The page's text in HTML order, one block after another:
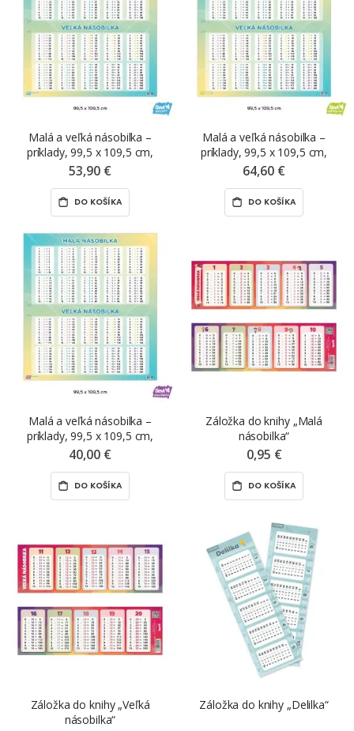
Malá a veľká násobilka –
príklady, 99,5 x 109,5 cm,
premiestniteľná magnetická fólia
53,90 €
DO KOŠÍKA
Malá a veľká násobilka –
príklady, 99,5 x 109,5 cm,
premiestniteľná nálepka ŠEVT
64,60 €
DO KOŠÍKA
Malá a veľká násobilka –
príklady, 99,5 x 109,5 cm,
premiestniteľná samolepiaca
nálepka ŠEVT samolepka
40,00 €
DO KOŠÍKA
Záložka do knihy „Malá
násobilka“
0,95 €
DO KOŠÍKA
Záložka do knihy „Veľká
násobilka“
Záložka do knihy „Delilka“